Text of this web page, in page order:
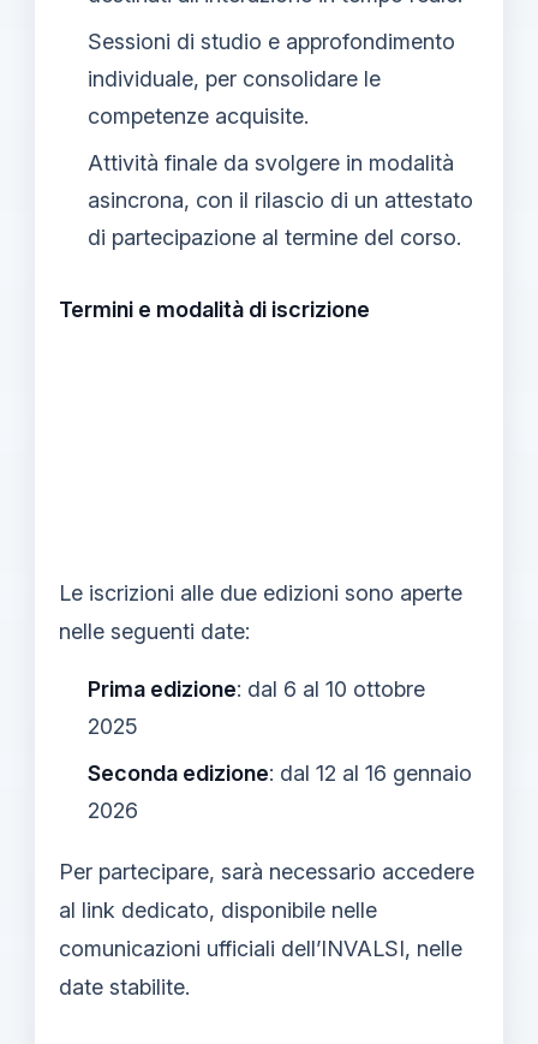
Sessioni di studio e approfondimento
individuale, per consolidare le
competenze acquisite.
Attività finale da svolgere in modalità
asincrona, con il rilascio di un attestato
di partecipazione al termine del corso.
Termini e modalità di iscrizione
Le iscrizioni alle due edizioni sono aperte
nelle seguenti date:
Prima edizione: dal 6 al 10 ottobre
2025
Seconda edizione: dal 12 al 16 gennaio
2026
Per partecipare, sarà necessario accedere
al link dedicato, disponibile nelle
comunicazioni ufficiali dell’INVALSI, nelle
date stabilite.